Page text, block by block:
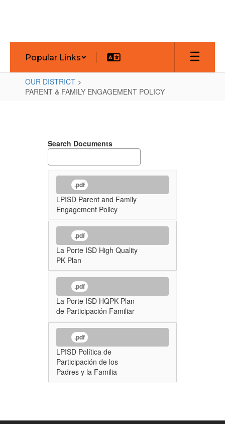
Popular Links
OUR DISTRICT
PARENT & FAMILY ENGAGEMENT POLICY
FAMILY
ENGAGEMENT
POLICY
Search Documents
.pdf
LPISD Parent and Family
Engagement Policy
.pdf
La Porte ISD High Quality
PK Plan
.pdf
La Porte ISD HQPK Plan
de Participación Familiar
.pdf
LPISD Política de
Participación de los
Padres y la Familia